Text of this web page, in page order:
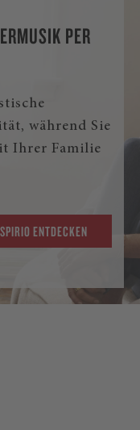
PER
während Sie
Ihrer Familie
SPIRIO ENTDECKEN